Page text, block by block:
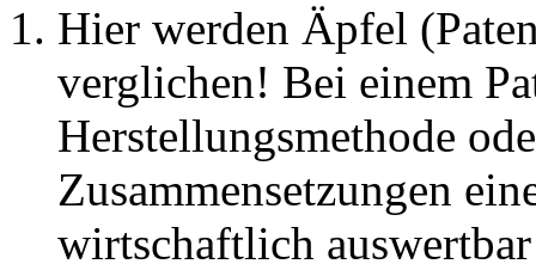
Hier werden Äpfel
verglichen! Bei einem
Herstellungsmethode
Zusammensetzungen
wirtschaftlich